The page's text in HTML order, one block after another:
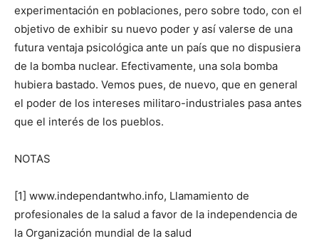
experimentación en poblaciones, pero sobre todo, con el
objetivo de exhibir su nuevo poder y así valerse de una
futura ventaja psicológica ante un país que no dispusiera
de la bomba nuclear. Efectivamente, una sola bomba
hubiera bastado. Vemos pues, de nuevo, que en general
el poder de los intereses militaro-industriales pasa antes
que el interés de los pueblos.
NOTAS
[1] www.independantwho.info, Llamamiento de
profesionales de la salud a favor de la independencia de
la Organización mundial de la salud